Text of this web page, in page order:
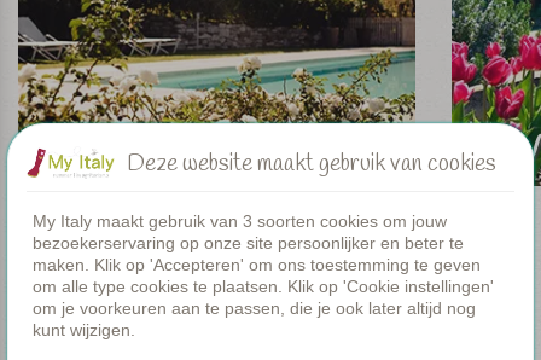
Meivakantie
Ik help je graag een agriturismo kiezen
In Italië zijn 23.615 agriturismo’s. De kwaliteit verschilt
enorm. En wie op het internet zoekt, ziet al gauw door de
bomen het bos niet meer. Ik bezoek alle accommodaties
Deze website maakt gebruik van cookies
My Italy maakt gebruik van 3 soorten cookies om jouw
bezoekerservaring op onze site persoonlijker en beter te
maken. Klik op 'Accepteren' om ons toestemming te geven
om alle type cookies te plaatsen. Klik op 'Cookie instellingen'
om je voorkeuren aan te passen, die je ook later altijd nog
kunt wijzigen.